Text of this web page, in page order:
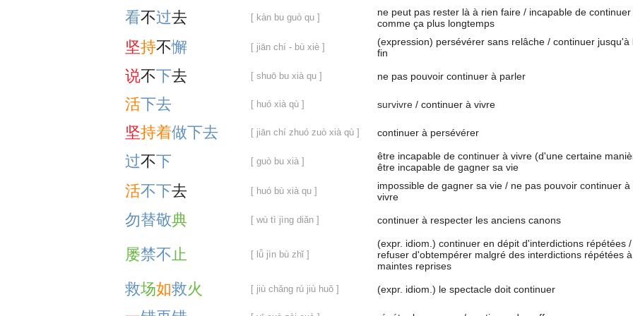
看不过去 [ kàn bu guò qu ]
ne peut pas rester là à rien faire / incapable de continuer
comme ça plus longtemps
坚持不懈 [ jiān chí - bù xiè ]
(expression) persévérer sans relâche / continuer jusqu'à
fin
说不下去 [ shuō bu xià qu ] ne pas pouvoir continuer à parler
活下去 [ huó xià qù ] survivre / continuer à vivre
坚持着做下去 [ jiān chí zhuó zuò xià qù ] continuer à persévérer
过不下 [ guò bu xià ]
être incapable de continuer à vivre (d'une certaine
être incapable de gagner sa vie
活不下去 [ huó bù xià qu ]
impossible de gagner sa vie / ne pas pouvoir continuer à
vivre
勿替敬典 [ wù tì jìng diǎn ] continuer à respecter les anciens canons
屡禁不止 [ lǚ jìn bù zhǐ ]
(expr. idiom.) continuer en dépit d'interdictions répétées /
refuser d'obtempérer malgré des interdictions répétées à
maintes reprises
救场如救火 [ jiù chǎng rú jiù huǒ ] (expr. idiom.) le spectacle doit continuer